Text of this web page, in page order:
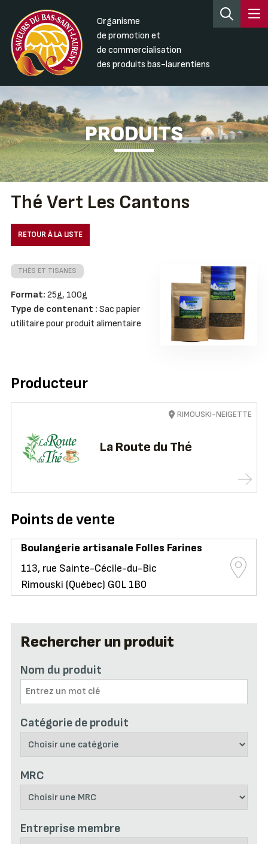
Organisme
de promotion et
de commercialisation
des produits bas-laurentiens
PRODUITS
Rechercher un produit
Nom du produit
Catégorie de produit
MRC
Entreprise membre
Thé Vert Les Cantons
RETOUR À LA LISTE
THÉS ET TISANES
Format: 25g, 100g
Type de contenant : Sac papier
utilitaire pour produit alimentaire
Producteur
La Route du Thé
RIMOUSKI-NEIGETTE
Points de vente
Boulangerie artisanale Folles Farines
113, rue Sainte-Cécile-du-Bic
Rimouski (Québec) G0L 1B0